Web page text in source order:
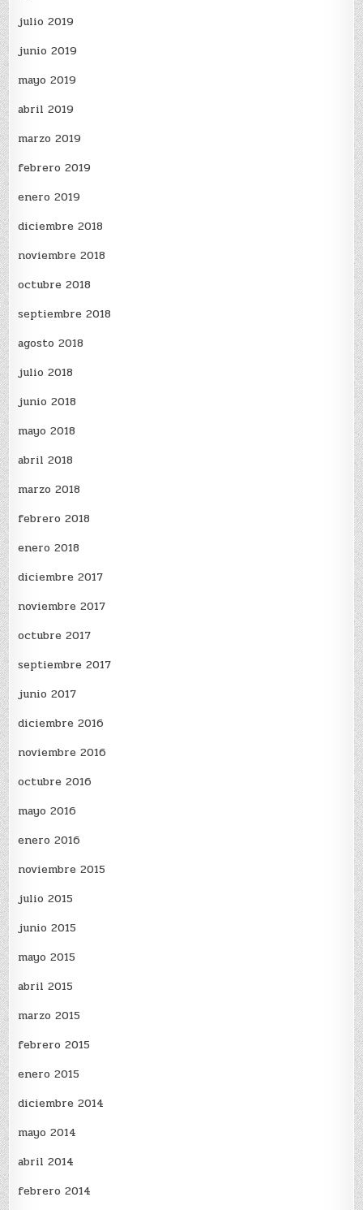
julio 2019
junio 2019
mayo 2019
abril 2019
marzo 2019
febrero 2019
enero 2019
diciembre 2018
noviembre 2018
octubre 2018
septiembre 2018
agosto 2018
julio 2018
junio 2018
mayo 2018
abril 2018
marzo 2018
febrero 2018
enero 2018
diciembre 2017
noviembre 2017
octubre 2017
septiembre 2017
junio 2017
diciembre 2016
noviembre 2016
octubre 2016
mayo 2016
enero 2016
noviembre 2015
julio 2015
junio 2015
mayo 2015
abril 2015
marzo 2015
febrero 2015
enero 2015
diciembre 2014
mayo 2014
abril 2014
febrero 2014